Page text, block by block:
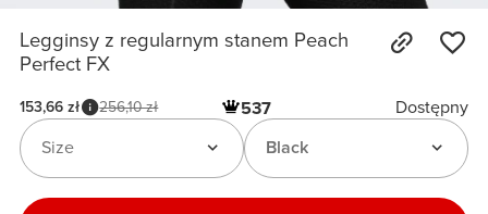
Legginsy z regularnym stanem Peach
Perfect FX
153,66 zł 256,10 zł 537
Dostępny
Black
Size